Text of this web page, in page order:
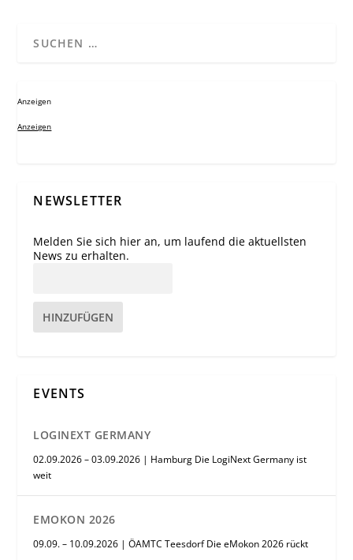
Anzeigen
Anzeigen
NEWSLETTER
Melden Sie sich hier an, um laufend die aktuellsten
News zu erhalten.
HINZUFÜGEN
EVENTS
LOGINEXT GERMANY
02.09.2026 – 03.09.2026 | Hamburg Die LogiNext Germany ist
weit
EMOKON 2026
09.09. – 10.09.2026 | ÖAMTC Teesdorf Die eMokon 2026 rückt